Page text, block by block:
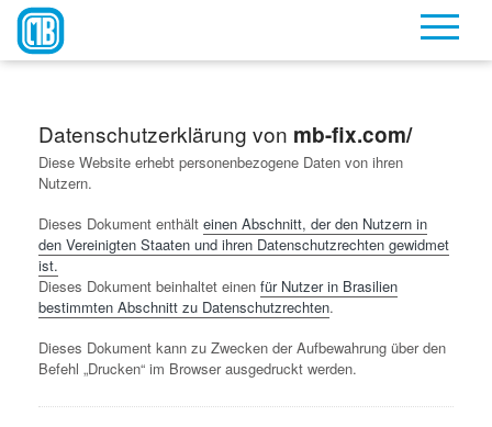
Datenschutzerklärung von mb-fix.com/
Diese Website erhebt personenbezogene Daten von ihren
Nutzern.
Dieses Dokument enthält einen Abschnitt, der den Nutzern in
den Vereinigten Staaten und ihren Datenschutzrechten gewidmet
ist.
Dieses Dokument beinhaltet einen für Nutzer in Brasilien
bestimmten Abschnitt zu Datenschutzrechten.
Dieses Dokument kann zu Zwecken der Aufbewahrung über den
Befehl „Drucken“ im Browser ausgedruckt werden.